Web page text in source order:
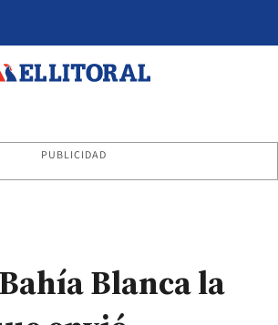
PUBLICIDAD
Blanca la